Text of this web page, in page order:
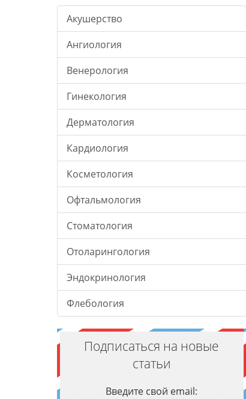
Акушерство
Ангиология
Венерология
Гинекология
Дерматология
Кардиология
Косметология
Офтальмология
Стоматология
Отоларингология
Эндокринология
Флебология
Подписаться на новые
статьи
Введите свой email: